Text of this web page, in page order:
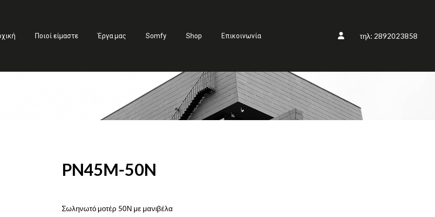
Ποιοί είμαστε Έργα μας Somfy Shop Επικοινωνία τηλ: 2892023858
PN45M-50N
Σωληνωτό μοτέρ 50Ν με μανιβέλα